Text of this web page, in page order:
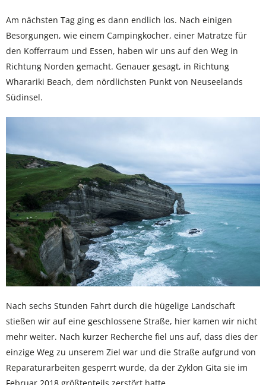
Am nächsten Tag ging es dann endlich los. Nach einigen
Besorgungen, wie einem Campingkocher, einer Matratze für
den Kofferraum und Essen, haben wir uns auf den Weg in
Richtung Norden gemacht. Genauer gesagt, in Richtung
Wharariki Beach, dem nördlichsten Punkt von Neuseelands
Südinsel.
Nach sechs Stunden Fahrt durch die hügelige Landschaft
stießen wir auf eine geschlossene Straße, hier kamen wir nicht
mehr weiter. Nach kurzer Recherche fiel uns auf, dass dies der
einzige Weg zu unserem Ziel war und die Straße aufgrund von
Reparaturarbeiten gesperrt wurde, da der Zyklon Gita sie im